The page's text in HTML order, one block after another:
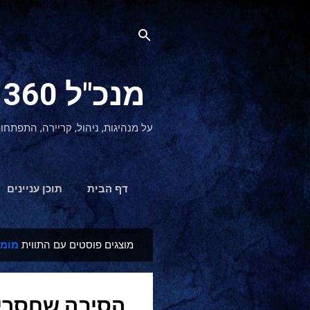
מנכ"ל 360 CEO - מנהיגות והתפתחות אישית
על מנהיגות, ניהול, קריירה,
דף הבית תוכן עניינים
ש
מוצגים פוסטים עם התווית